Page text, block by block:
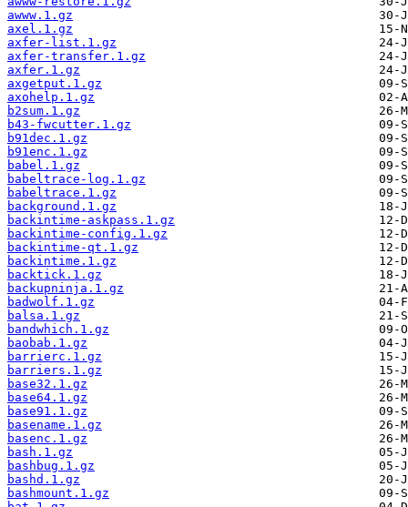
awww.1.gz
axel.1.gz
axfer-list.1.gz
axfer-transfer.1.gz
axfer.1.gz
axgetput.1.gz
axohelp.1.gz
b2sum.1.gz
b43-fwcutter.1.gz
b91dec.1.gz
b91enc.1.gz
babel.1.gz
babeltrace-log.1.gz
babeltrace.1.gz
background.1.gz
backintime-askpass.1.gz
backintime-config.1.gz
backintime-qt.1.gz
backintime.1.gz
backtick.1.gz
backupninja.1.gz
badwolf.1.gz
balsa.1.gz
bandwhich.1.gz
baobab.1.gz
barrierc.1.gz
barriers.1.gz
base32.1.gz
base64.1.gz
base91.1.gz
basename.1.gz
basenc.1.gz
bash.1.gz
bashbug.1.gz
bashd.1.gz
bashmount.1.gz